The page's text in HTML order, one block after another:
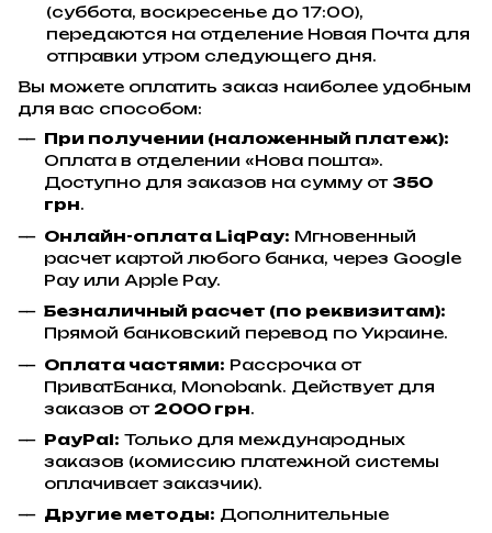
(суббота, воскресенье до 17:00),
передаются на отделение Новая Почта для
отправки утром следующего дня.
Вы можете оплатить заказ наиболее удобным
для вас способом:
При получении (наложенный платеж):
Оплата в отделении «Нова пошта».
Доступно для заказов на сумму от 350
грн.
Онлайн-оплата LiqPay: Мгновенный
расчет картой любого банка, через Google
Pay или Apple Pay.
Безналичный расчет (по реквизитам):
Прямой банковский перевод по Украине.
Оплата частями: Рассрочка от
ПриватБанка, Monobank. Действует для
заказов от 2000 грн.
PayPal: Только для международных
заказов (комиссию платежной системы
оплачивает заказчик).
Другие методы: Дополнительные